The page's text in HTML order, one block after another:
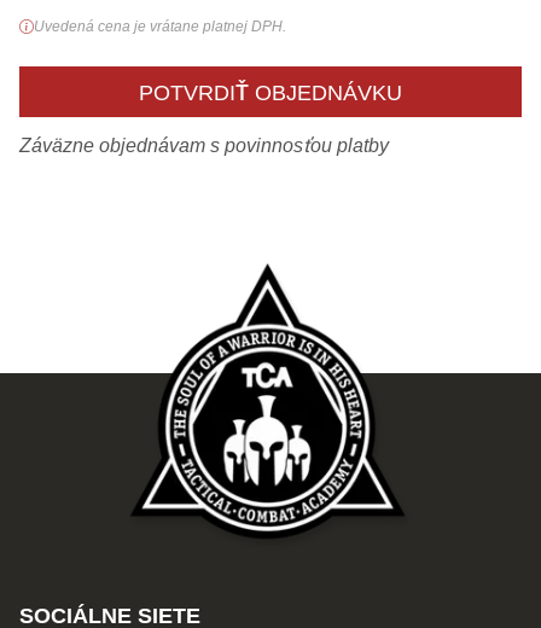
Uvedená cena je vrátane platnej DPH.
POTVRDIŤ OBJEDNÁVKU
Záväzne objednávam s povinnosťou platby
SOCIÁLNE SIETE